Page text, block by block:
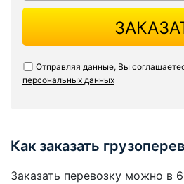
Отправляя данные, Вы
персональных данных
Как заказать
Заказать перевозку можно в